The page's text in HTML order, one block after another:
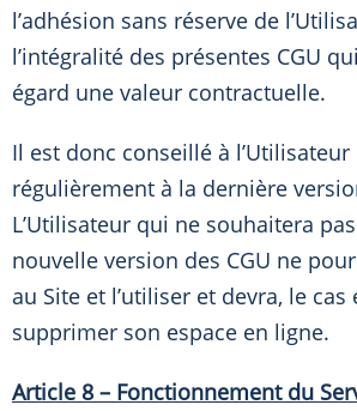
l’adhésion sans réserve de
l’intégralité des présentes CGU
égard une valeur contractuelle.
Il est donc conseillé à
régulièrement à la dernière
L’Utilisateur qui ne souhaitera
nouvelle version des CGU ne
au Site et l’utiliser et devra, le cas
supprimer son espace en ligne.
Article 8 – Fonctionnement du